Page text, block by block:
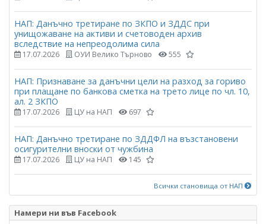
НАП: Данъчно третиране по ЗКПО и ЗДДС при
унищожаване на активи и счетоводен архив
вследствие на непреодолима сила
17.07.2026 ОУИ Велико Търново 555
НАП: Признаване за данъчни цели на разход за гориво
при плащане по банкова сметка на трето лице по чл. 10,
ал. 2 ЗКПО
17.07.2026 ЦУ на НАП 697
НАП: Данъчно третиране по ЗДДФЛ на възстановени
осигурителни вноски от чужбина
17.07.2026 ЦУ на НАП 145
Всички становища от НАП
Намери ни във Facebook